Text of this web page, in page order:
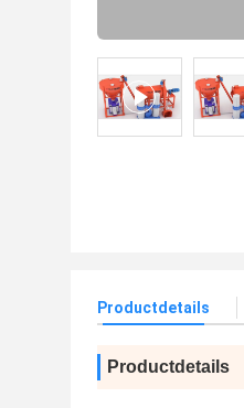
Productdetails
Productdetails